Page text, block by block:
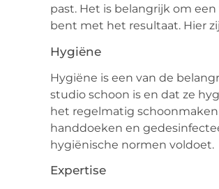
past. Het is belangrijk om
bent met het resultaat. Hier
Hygiëne
Hygiëne is een van de
studio schoon is en dat ze
het regelmatig
handdoeken en
hygiënische normen voldoet.
Expertise